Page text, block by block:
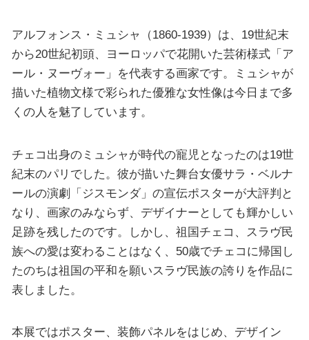
アルフォンス・ミュシャ（1860-1939）は、19世紀末
から20世紀初頭、ヨーロッパで花開いた芸術様式「ア
ール・ヌーヴォー」を代表する画家です。ミュシャが
描いた植物文様で彩られた優雅な女性像は今日まで多
くの人を魅了しています。
チェコ出身のミュシャが時代の寵児となったのは19世
紀末のパリでした。彼が描いた舞台女優サラ・ベルナ
ールの演劇「ジスモンダ」の宣伝ポスターが大評判と
なり、画家のみならず、デザイナーとしても輝かしい
足跡を残したのです。しかし、祖国チェコ、スラヴ民
族への愛は変わることはなく、50歳でチェコに帰国し
たのちは祖国の平和を願いスラヴ民族の誇りを作品に
表しました。
本展ではポスター、装飾パネルをはじめ、デザイン